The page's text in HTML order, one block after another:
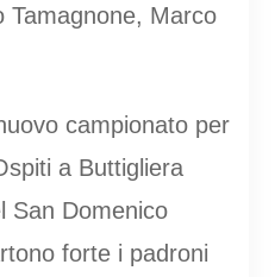
Tamagnone, Marco
campionato per
a Buttigliera
San Domenico
forte i padroni